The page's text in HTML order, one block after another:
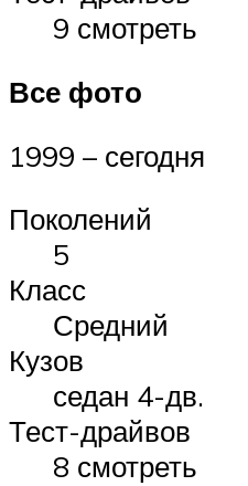
9 смотреть
Все фото
1999 – сегодня
Поколений
5
Класс
Средний
Кузов
седан 4-дв.
Тест-драйвов
8 смотреть